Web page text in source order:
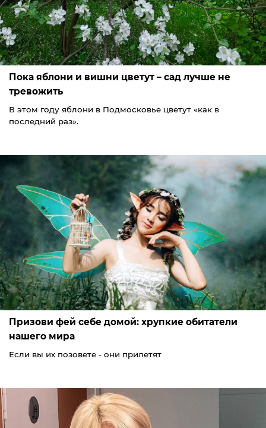
Пока яблони и вишни цветут – сад лучше не
тревожить
В этом году яблони в Подмосковье цветут «как в
последний раз».
Призови фей себе домой: хрупкие обитатели
нашего мира
Если вы их позовете - они прилетят